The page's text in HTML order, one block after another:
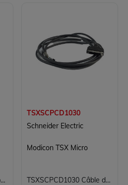
TSXBLZL01 Bornier 14 bornes Modicon TSX Micro Schneider Electric Conexion à vis -20 à +55 °C
TSXSCPCD1030
Schneider Electric
Modicon TSX Micro
TSXSCPCD1030 Câble de liaison dérivateur RS232D Modicon TSX Micro Schneider Electric 3m 2 X SUB-D 9 broches mâles